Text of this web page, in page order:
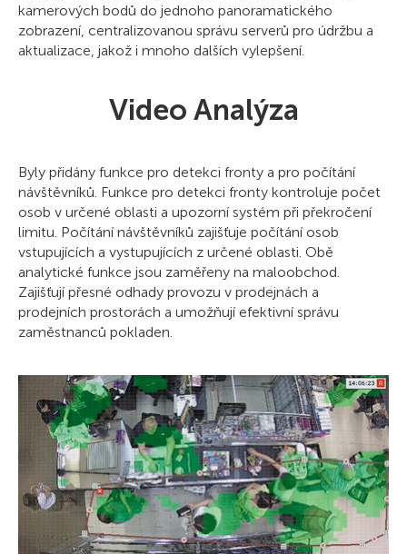
kamerových bodů do jednoho panoramatického
zobrazení, centralizovanou správu serverů pro údržbu a
aktualizace, jakož i mnoho dalších vylepšení.
Video Analýza
Byly přidány funkce pro detekci fronty a pro počítání
návštěvníků. Funkce pro detekci fronty kontroluje počet
osob v určené oblasti a upozorní systém při překročení
limitu. Počítání návštěvníků zajišťuje počítání osob
vstupujících a vystupujících z určené oblasti. Obě
analytické funkce jsou zaměřeny na maloobchod.
Zajišťují přesné odhady provozu v prodejnách a
prodejních prostorách a umožňují efektivní správu
zaměstnanců pokladen.